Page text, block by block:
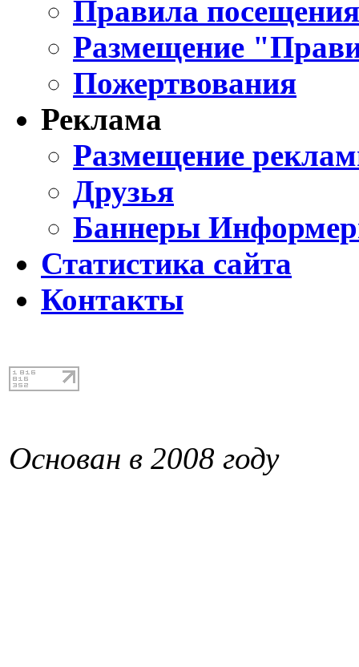
Правила
Размещение
Пожертвования
Реклама
Размещение
Друзья
Баннеры
Статистика сайта
Контакты
Основан в 2008 году